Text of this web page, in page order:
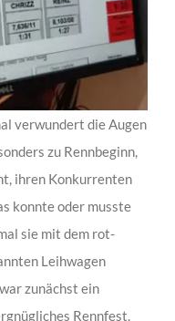
verwundert die Augen
zu Rennbeginn,
ihren Konkurrenten
konnte oder musste
sie mit dem rot-
Leihwagen
zunächst ein
Rennfest.